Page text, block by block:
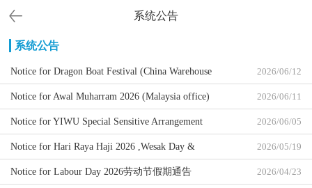
系统公告
系统公告
Notice for Dragon Boat Festival (China Warehouse
Holiday) 2026 2026端午节中国货仓假期通告
2026/06/12
Notice for Awal Muharram 2026 (Malaysia office)
2026 回历元旦假期通告 (马来西亚办公室)
2026/06/11
Notice for YIWU Special Sensitive Arrangement
2026 义乌特敏感渠道安排通告
2026/06/05
Notice for Hari Raya Haji 2026 ,Wesak Day &
Yang Di-Pertuan Agong Birthday (Malaysia office)
2026/05/19
Notice for Labour Day 2026劳动节假期通告 2026/04/23